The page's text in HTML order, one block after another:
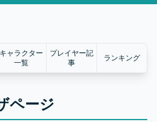
キャラクター
一覧
プレイヤー記
事
ランキング
ページ